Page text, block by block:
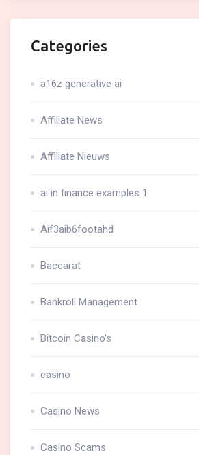
Categories
a16z generative ai
Affiliate News
Affiliate Nieuws
ai in finance examples 1
Aif3aib6footahd
Baccarat
Bankroll Management
Bitcoin Casino's
casino
Casino News
Casino Scams